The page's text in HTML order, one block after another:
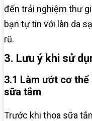
đến trải nghiệm thư
bạn tự tin với làn da
rũ.
3. Lưu ý khi sử
3.1 Làm ướt cơ
sữa tắm
Trước khi thoa sữa